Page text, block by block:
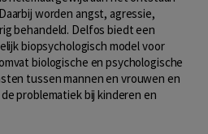
worden angst, agressie,
behandeld. Delfos biedt een
biopsychologisch model voor
biologische en psychologische
tussen mannen en vrouwen en
problematiek bij kinderen en